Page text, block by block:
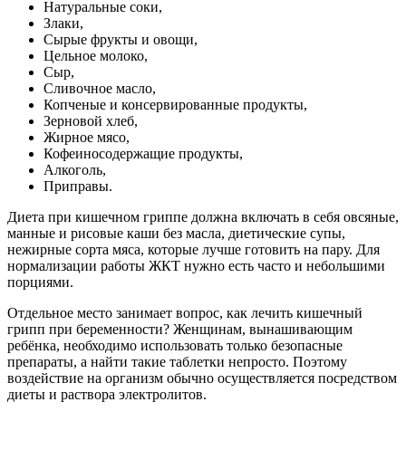
Натуральные соки,
Злаки,
Сырые фрукты и овощи,
Цельное молоко,
Сыр,
Сливочное масло,
Копченые и консервированные продукты,
Зерновой хлеб,
Жирное мясо,
Кофеиносодержащие продукты,
Алкоголь,
Приправы.
Диета при кишечном гриппе должна включать в себя овсяные,
манные и рисовые каши без масла, диетические супы,
нежирные сорта мяса, которые лучше готовить на пару. Для
нормализации работы ЖКТ нужно есть часто и небольшими
порциями.
Отдельное место занимает вопрос, как лечить кишечный
грипп при беременности? Женщинам, вынашивающим
ребёнка, необходимо использовать только безопасные
препараты, а найти такие таблетки непросто. Поэтому
воздействие на организм обычно осуществляется посредством
диеты и раствора электролитов.